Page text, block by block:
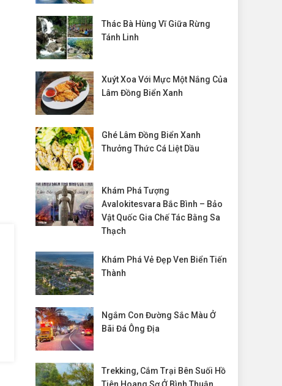
Thác Bà Hùng Vĩ Giữa Rừng
Tánh Linh
Xuýt Xoa Với Mực Một Nắng Của
Lâm Đồng Biển Xanh
Ghé Lâm Đồng Biển Xanh
Thưởng Thức Cá Liệt Dầu
Khám Phá Tượng
Avalokitesvara Bắc Bình – Bảo
Vật Quốc Gia Chế Tác Bằng Sa
Thạch
Khám Phá Vẻ Đẹp Ven Biển Tiến
Thành
Ngắm Con Đường Sắc Màu Ở
Bãi Đá Ông Địa
Trekking, Cắm Trại Bên Suối Hồ